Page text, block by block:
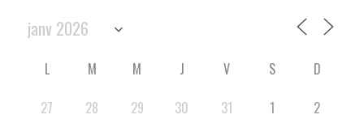
L M M J V S
D
27
28 29 30 31 1 2